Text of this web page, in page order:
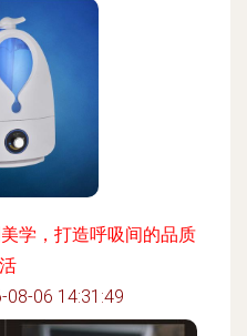
学，打造呼吸间的品质
06 14:31:49